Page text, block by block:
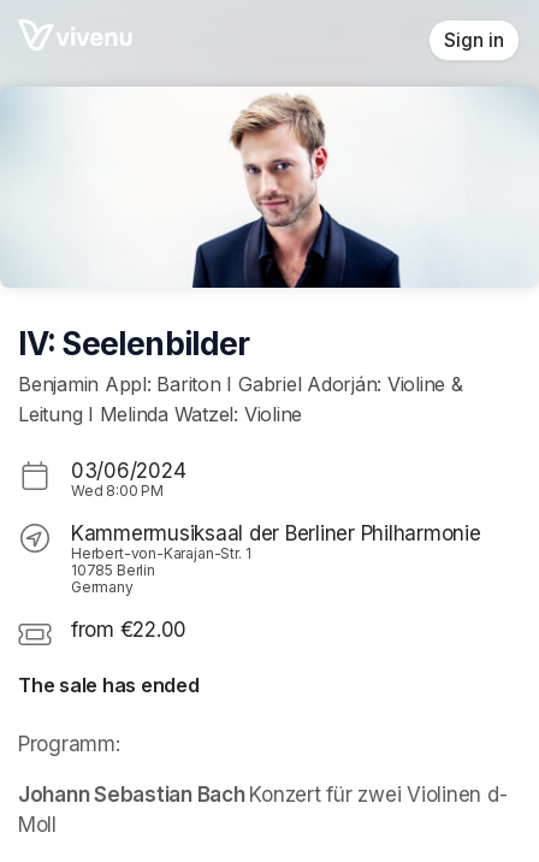
Skip header
Sign in
IV: Seelenbilder
Benjamin Appl: Bariton I Gabriel Adorján: Violine &
Leitung I Melinda Watzel: Violine
03/06/2024
Wed 8:00 PM
Kammermusiksaal der Berliner Philharmonie
Herbert-von-Karajan-Str. 1
10785 Berlin
Germany
from €22.00
The sale has ended
Programm:
Johann Sebastian Bach Konzert für zwei Violinen d-
Moll